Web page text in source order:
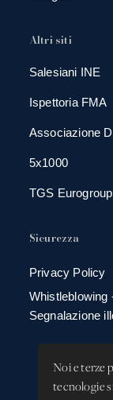
Noi e terze
tecnologie
Altri siti
Salesiani INE
Ispettoria FMA
Associazione
5x1000
TGS Eurogroup
Sicurezza
Privacy Policy
Whistleblowing
Segnalazione